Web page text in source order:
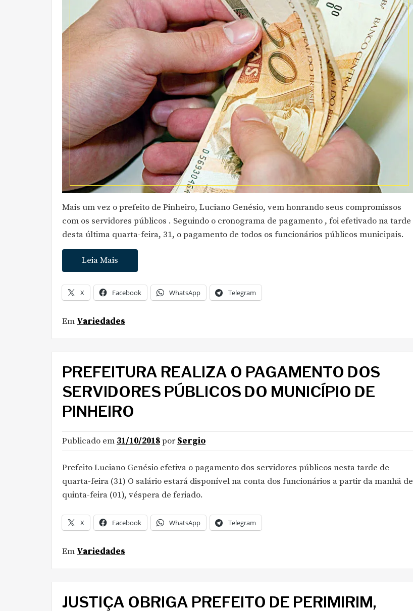
Mais um vez o prefeito de Pinheiro, Luciano Genésio, vem honrando seus compromissos
com os servidores públicos . Seguindo o cronograma de pagamento , foi efetivado na tarde
desta última quarta-feira, 31, o pagamento de todos os funcionários públicos municipais.
Leia Mais
X Facebook WhatsApp Telegram
Em Variedades
PREFEITURA REALIZA O PAGAMENTO DOS
SERVIDORES PÚBLICOS DO MUNICÍPIO DE
PINHEIRO
Publicado em 31/10/2018por Sergio
Prefeito Luciano Genésio efetiva o pagamento dos servidores públicos nesta tarde de
quarta-feira (31) O salário estará disponível na conta dos funcionários a partir da manhã de
quinta-feira (01), véspera de feriado.
X Facebook WhatsApp Telegram
Em Variedades
JUSTIÇA OBRIGA PREFEITO DE PERIMIRIM,